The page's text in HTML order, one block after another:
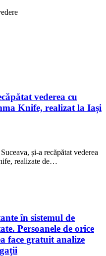
vederea cu
Knife, realizat la Iași
și-a recăpătat vederea
realizate de…
în sistemul de
Persoanele de orice
face gratuit analize